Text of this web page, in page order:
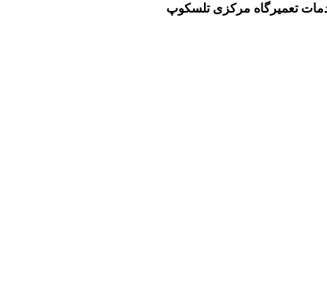
تعمیرگاه مرکزی تلسکوپ